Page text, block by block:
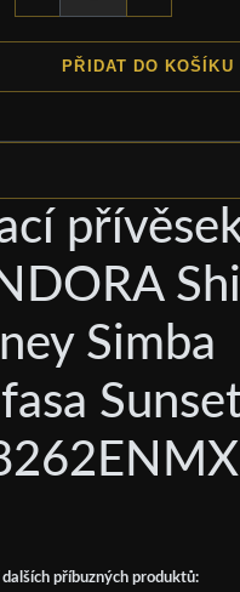
PŘIDAT DO KOŠÍKU
Simba
příbuzných produktů: